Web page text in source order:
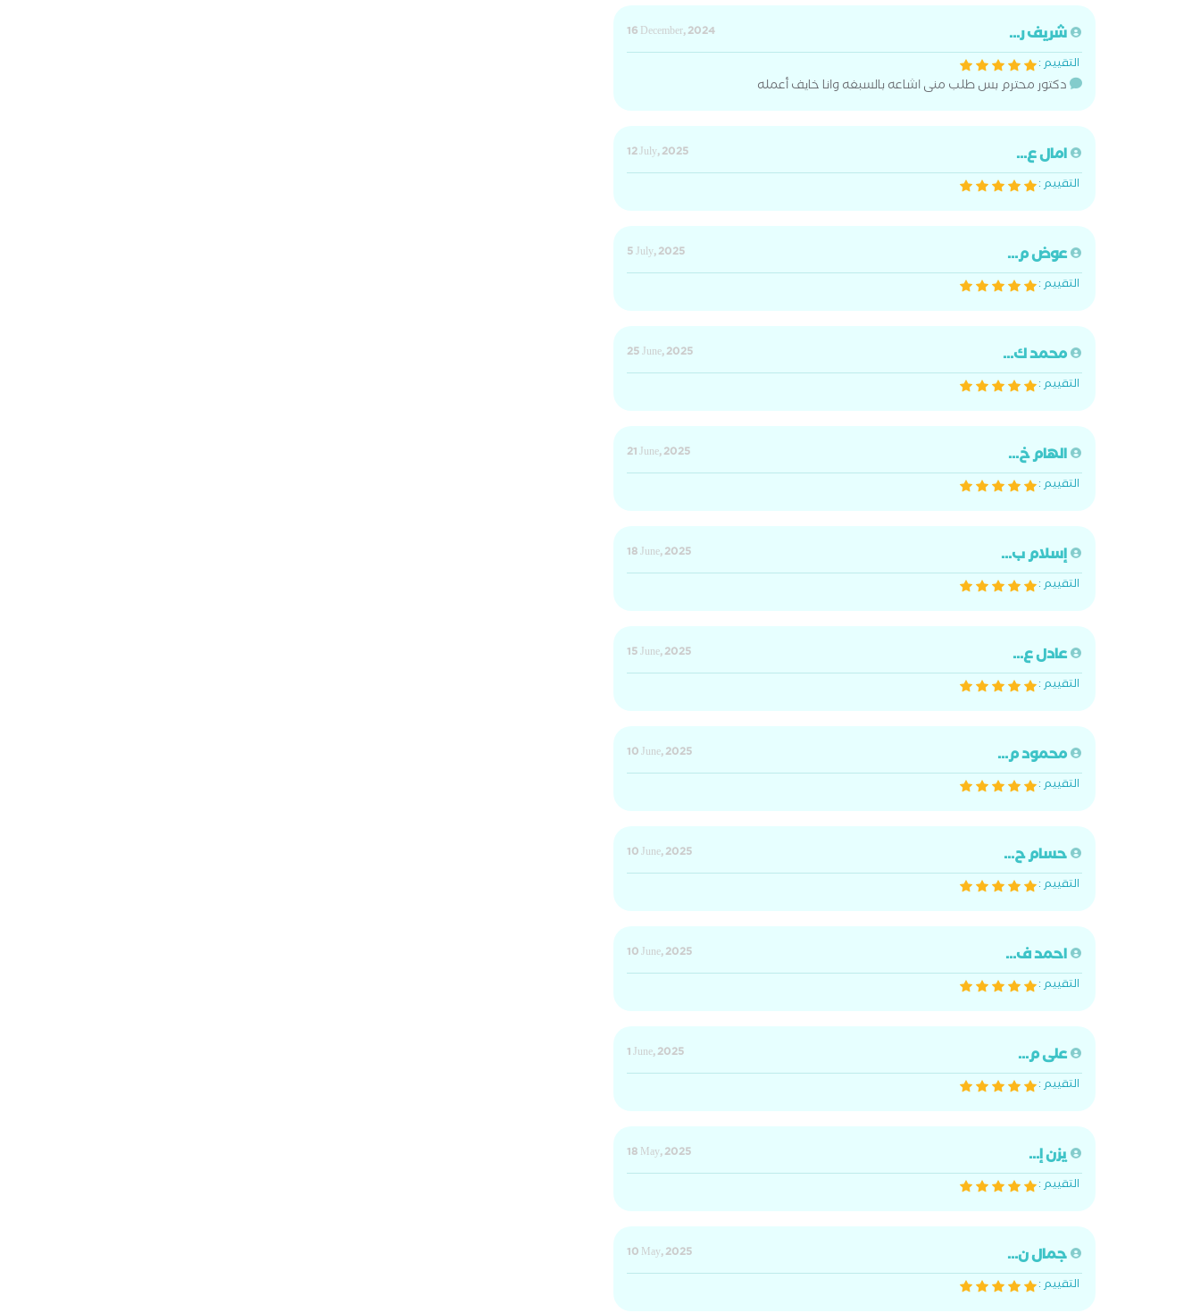
شريف ر...
16 December, 2024
التقييم :
دكتور محترم بس طلب منى اشاعه بالسبغه وانا خايف أعمله
امال ع...
12 July, 2025
التقييم :
عوض م...
5 July, 2025
التقييم :
محمد ك...
25 June, 2025
التقييم :
الهام خ...
21 June, 2025
التقييم :
إسلام ب...
18 June, 2025
التقييم :
عادل ع...
15 June, 2025
التقييم :
محمود م...
10 June, 2025
التقييم :
حسام ح...
10 June, 2025
التقييم :
احمد ف...
10 June, 2025
التقييم :
على م...
1 June, 2025
التقييم :
يزن إ...
18 May, 2025
التقييم :
جمال ن...
10 May, 2025
التقييم :